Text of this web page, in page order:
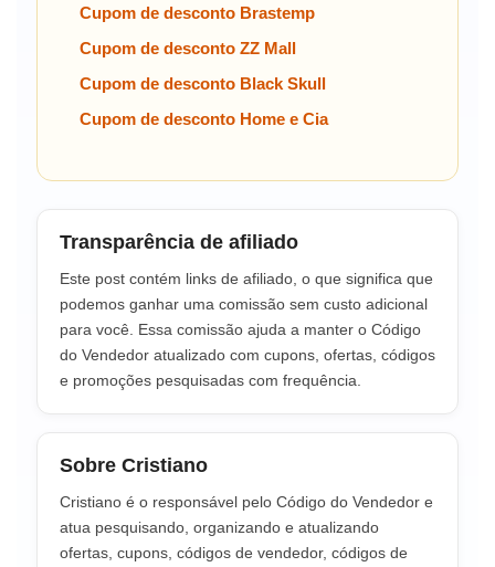
Cupom de desconto Brastemp
Cupom de desconto ZZ Mall
Cupom de desconto Black Skull
Cupom de desconto Home e Cia
Transparência de afiliado
Este post contém links de afiliado, o que significa que
podemos ganhar uma comissão sem custo adicional
para você. Essa comissão ajuda a manter o Código
do Vendedor atualizado com cupons, ofertas, códigos
e promoções pesquisadas com frequência.
Sobre Cristiano
Cristiano é o responsável pelo Código do Vendedor e
atua pesquisando, organizando e atualizando
ofertas, cupons, códigos de vendedor, códigos de